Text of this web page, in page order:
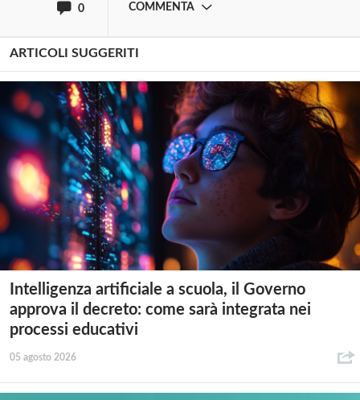
0 COMMENTA
ARTICOLI SUGGERITI
Intelligenza artificiale a scuola, il Governo
approva il decreto: come sarà integrata nei
processi educativi
05 agosto 2026